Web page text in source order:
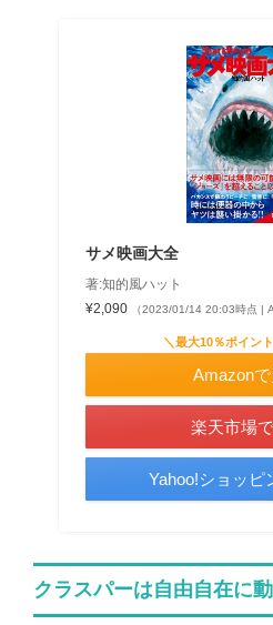
サメ映画大全
著:知的風ハット
¥2,090
（2023/01/14 20:03時点 |
＼最大10％ポイン
Amazonで
楽天市場
Yahoo!ショッピ
クラスパーは自由自在に